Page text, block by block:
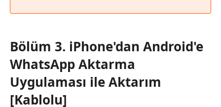
Bölüm 3. iPhone'dan Android'e
WhatsApp Aktarma
Uygulaması ile Aktarım
[Kablolu]